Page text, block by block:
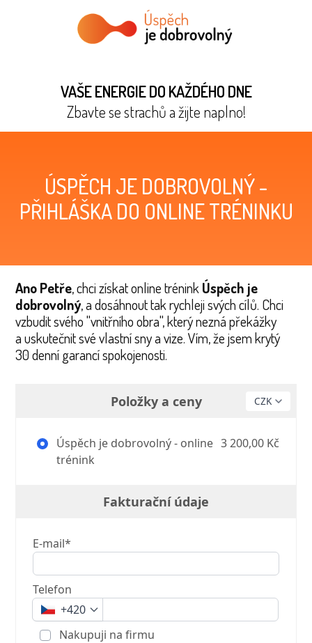
VAŠE ENERGIE DO KAŽDÉHO DNE
Zbavte se strachů a žijte naplno!
ÚSPĚCH JE DOBROVOLNÝ -
PŘIHLÁŠKA DO ONLINE TRÉNINKU
Ano Petře, chci získat online trénink Úspěch je
dobrovolný, a dosáhnout tak rychleji svých cílů. Chci
vzbudit svého "vnitřního obra", který nezná překážky
a uskutečnit své vlastní sny a vize. Vím, že jsem krytý
30 denní garancí spokojenosti.
Položky a ceny
Úspěch je dobrovolný - online
trénink
3 200,00 Kč
Fakturační údaje
E-mail*
Telefon
+420
Nakupuji na firmu